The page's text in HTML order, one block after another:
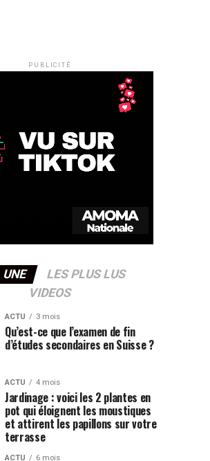
PUBLICITÉ
LES PLUS LUS
VIDEOS
ACTU 3 mois
Qu’est-ce que l’examen de fin
d’études secondaires en Suisse ?
ACTU 4 mois
Jardinage : voici les 2 plantes en
pot qui éloignent les moustiques
et attirent les papillons sur votre
terrasse
ACTU 6 mois